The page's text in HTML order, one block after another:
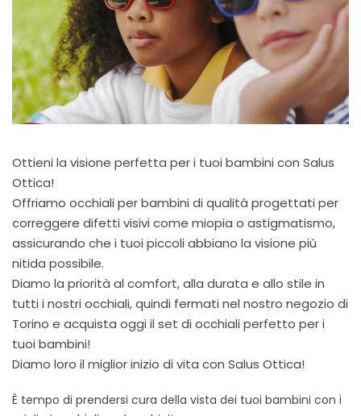
Ottieni la visione perfetta per i tuoi bambini con Salus
Ottica!
Offriamo occhiali per bambini di qualità progettati per
correggere difetti visivi come miopia o astigmatismo,
assicurando che i tuoi piccoli abbiano la visione più
nitida possibile.
Diamo la priorità al comfort, alla durata e allo stile in
tutti i nostri occhiali, quindi fermati nel nostro negozio di
Torino e acquista oggi il set di occhiali perfetto per i
tuoi bambini!
Diamo loro il miglior inizio di vita con Salus Ottica!
È tempo di prendersi cura della vista dei tuoi bambini con i